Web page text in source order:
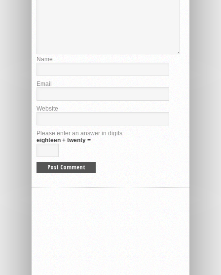
Name
Email
Website
Please enter an answer in digits:
eighteen + twenty =